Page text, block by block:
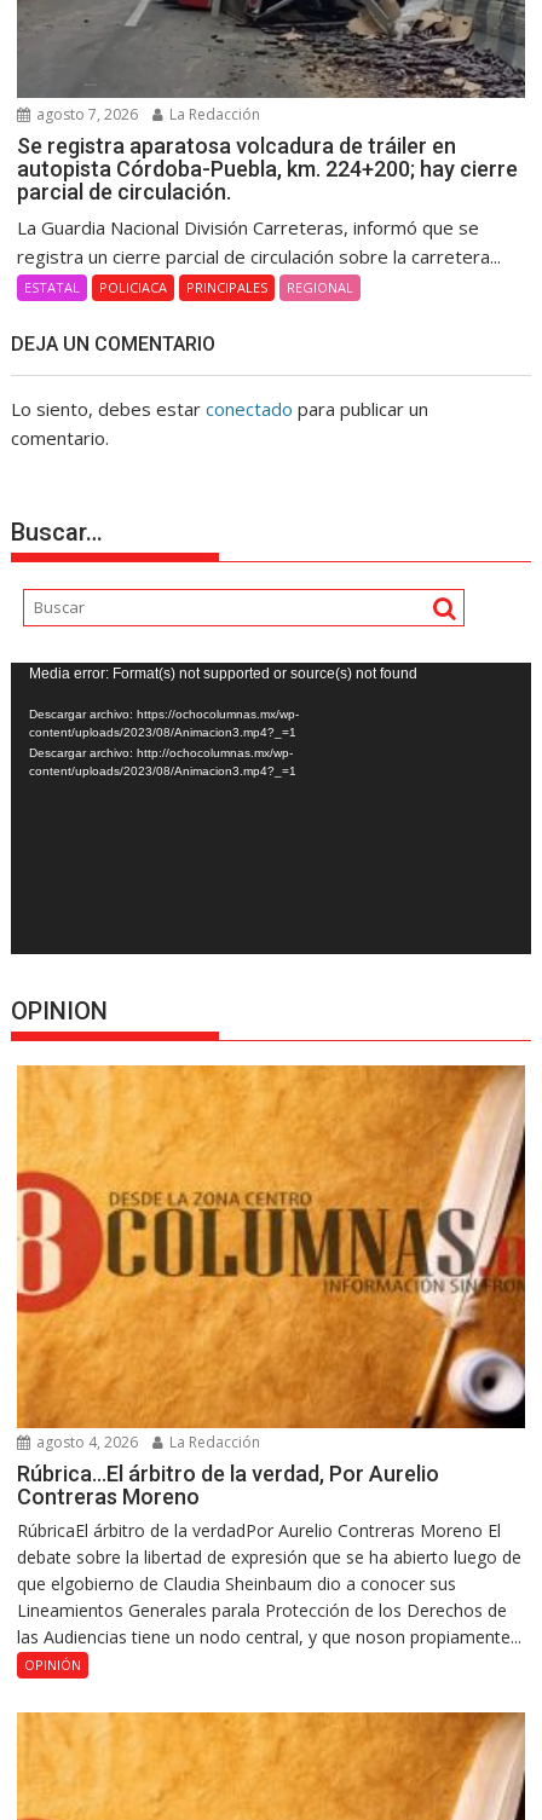
agosto 7, 2026 La Redacción
Se registra aparatosa volcadura de tráiler en
autopista Córdoba-Puebla, km. 224+200; hay cierre
parcial de circulación.
La Guardia Nacional División Carreteras, informó que se
registra un cierre parcial de circulación sobre la carretera...
ESTATAL POLICIACA PRINCIPALES REGIONAL
DEJA UN COMENTARIO
Lo siento, debes estarconectado para publicar un
comentario.
Buscar…
Reproductor
de
vídeo
Media error: Format(s) not supported or source(s) not found
Descargar archivo: https://ochocolumnas.mx/wp-
content/uploads/2023/08/Animacion3.mp4?_=1
Descargar archivo: http://ochocolumnas.mx/wp-
content/uploads/2023/08/Animacion3.mp4?_=1
OPINION
agosto 4, 2026 La Redacción
Rúbrica…El árbitro de la verdad, Por Aurelio
Contreras Moreno
RúbricaEl árbitro de la verdadPor Aurelio Contreras Moreno El
debate sobre la libertad de expresión que se ha abierto luego de
que elgobierno de Claudia Sheinbaum dio a conocer sus
Lineamientos Generales parala Protección de los Derechos de
las Audiencias tiene un nodo central, y que noson propiamente...
OPINIÓN